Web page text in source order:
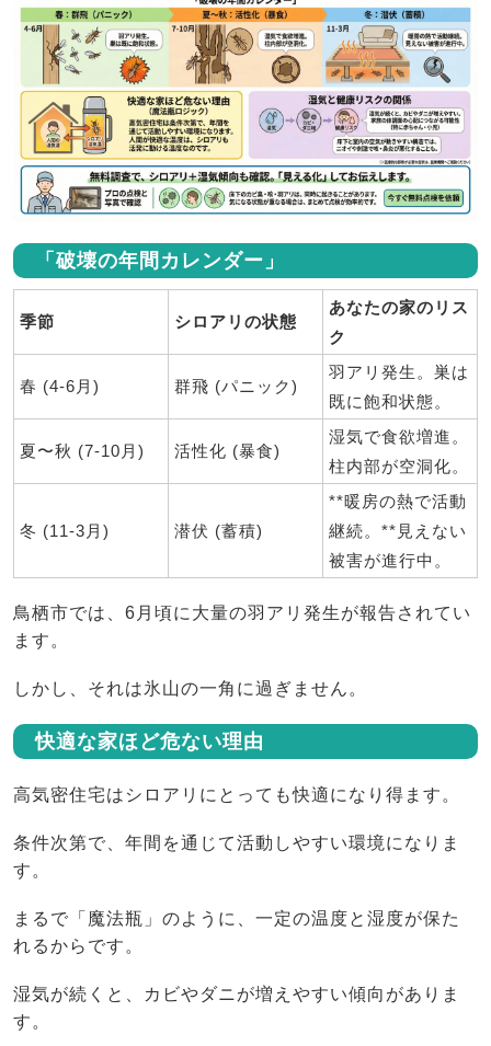
「破壊の年間カレンダー」
季節 シロアリの状態
あなたの家のリス
ク
春 (4-6月) 群飛 (パニック)
羽アリ発生。巣は
既に飽和状態。
夏〜秋 (7-10月) 活性化 (暴食)
湿気で食欲増進。
柱内部が空洞化。
冬 (11-3月) 潜伏 (蓄積)
**暖房の熱で活動
継続。**見えない
被害が進行中。
鳥栖市では、6月頃に大量の羽アリ発生が報告されてい
ます。
しかし、それは氷山の一角に過ぎません。
快適な家ほど危ない理由
高気密住宅はシロアリにとっても快適になり得ます。
条件次第で、年間を通じて活動しやすい環境になりま
す。
まるで「魔法瓶」のように、一定の温度と湿度が保た
れるからです。
湿気が続くと、カビやダニが増えやすい傾向がありま
す。